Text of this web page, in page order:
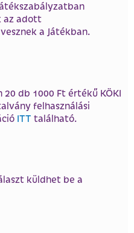
az adott
a Játékban.
db 1000 Ft értékű KÖKI
felhasználási
ITT található.
küldhet be a